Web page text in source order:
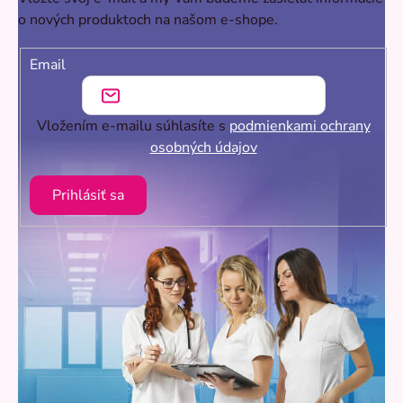
o nových produktoch na našom e-shope.
Email
Vložením e-mailu súhlasíte s podmienkami ochrany
osobných údajov
Prihlásiť sa